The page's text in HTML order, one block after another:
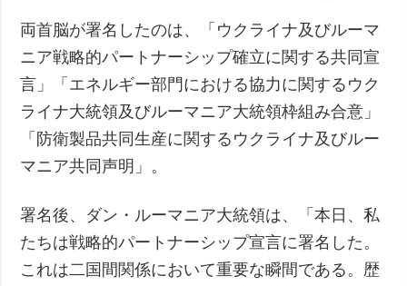
両首脳が署名したのは、「ウクライナ及びルーマ
ニア戦略的パートナーシップ確立に関する共同宣
言」「エネルギー部門における協力に関するウク
ライナ大統領及びルーマニア大統領枠組み合意」
「防衛製品共同生産に関するウクライナ及びルー
マニア共同声明」。
署名後、ダン・ルーマニア大統領は、「本日、私
たちは戦略的パートナーシップ宣言に署名した。
これは二国間関係において重要な瞬間である。歴